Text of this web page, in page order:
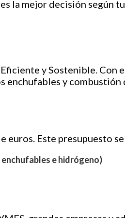
la mejor decisión según
y Sostenible. Con
enchufables y combustión
euros. Este presupuesto
e hidrógeno)